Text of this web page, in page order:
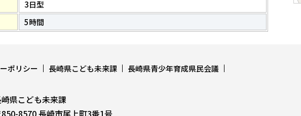
3日型
5時間
ポリシー 長崎県こども未来課 長崎県青少年育成県民会議
県こども未来課
850-8570 長崎市尾上町3番1号